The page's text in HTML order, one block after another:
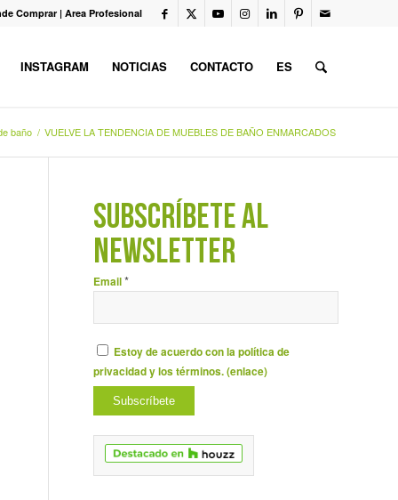
Comprar | Area Profesional
INSTAGRAM NOTICIAS CONTACTO ES
baño / VUELVE LA TENDENCIA DE MUEBLES DE BAÑO ENMARCADOS
SUBSCRÍBETE AL
NEWSLETTER
Email*
Estoy de acuerdo con la política de
privacidad y los términos. (enlace)